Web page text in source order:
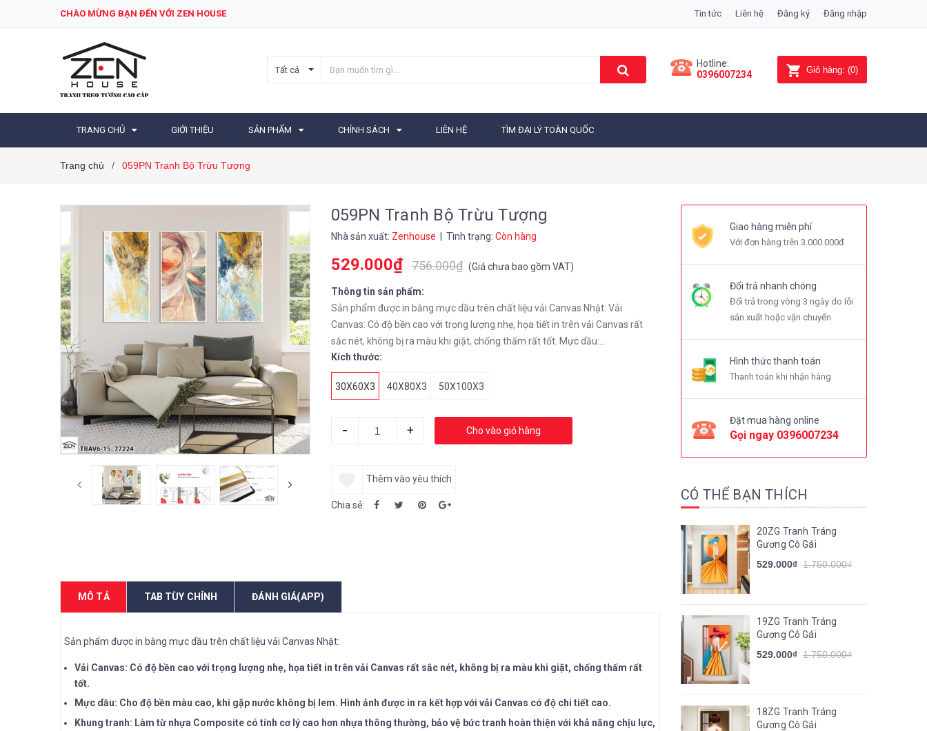
CHÀO MỪNG BẠN ĐẾN VỚI ZEN HOUSE Tin tức Liên hệ Đăng ký Đăng nhập
Tất cả
Hotline:
0396007234
Giỏ hàng: (0)
TRANG CHỦ GIỚI THIỆU SẢN PHẨM CHÍNH SÁCH LIÊN HỆ TÌM ĐẠI LÝ TOÀN QUỐC
Trang chủ / 059PN Tranh Bộ Trừu Tượng
059PN Tranh Bộ Trừu Tượng
Nhà sản xuất: Zenhouse | Tình trạng: Còn hàng
529.000₫ 756.000₫ (Giá chưa bao gồm VAT)
Thông tin sản phẩm:
Sản phẩm được in bằng mực dầu trên chất liệu vải Canvas Nhật: Vải
Canvas: Có độ bền cao với trọng lượng nhẹ, họa tiết in trên vải Canvas rất
sắc nét, không bị ra màu khi giặt, chống thấm rất tốt. Mực dầu:...
Kích thước:
30X60X3 40X80X3 50X100X3
- + Cho vào giỏ hàng
Thêm vào yêu thích
Chia sẻ:
MÔ TẢ TAB TÙY CHỈNH ĐÁNH GIÁ(APP)
Sản phẩm được in bằng mực dầu trên chất liệu vải Canvas Nhật:
Vải Canvas: Có độ bền cao với trọng lượng nhẹ, họa tiết in trên vải Canvas rất sắc nét, không bị ra màu khi giặt, chống thấm rất
tốt.
Mực dầu: Cho độ bền màu cao, khi gặp nước không bị lem. Hình ảnh được in ra kết hợp với vải Canvas có độ chi tiết cao.
Khung tranh: Làm từ nhựa Composite có tính cơ lý cao hơn nhựa thông thường, bảo vệ bức tranh hoàn thiện với khả năng chịu lực,
Giao hàng miễn phí
Với đơn hàng trên 3.000.000đ
Đổi trả nhanh chóng
Đổi trả trong vòng 3 ngày do lỗi
sản xuất hoặc vận chuyển
Hình thức thanh toán
Thanh toán khi nhận hàng
Đặt mua hàng online
Gọi ngay 0396007234
CÓ THỂ BẠN THÍCH
20ZG Tranh Tráng
Gương Cô Gái
529.000₫ 1.750.000₫
19ZG Tranh Tráng
Gương Cô Gái
529.000₫ 1.750.000₫
18ZG Tranh Tráng
Gương Cô Gái